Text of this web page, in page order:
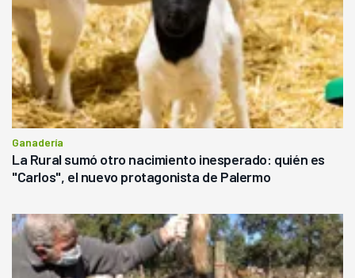
Ganadería
La Rural sumó otro nacimiento inesperado: quién es
"Carlos", el nuevo protagonista de Palermo